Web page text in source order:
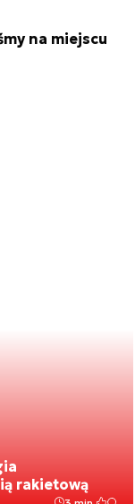
na miejscu
rakietową